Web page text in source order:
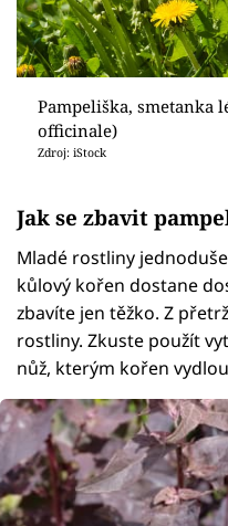
Pampeliška, smetanka
officinale)
Zdroj: iStock
Jak se zbavit
Mladé rostliny
kůlový kořen dostane
zbavíte jen těžko. Z
rostliny. Zkuste použít
nůž, kterým kořen